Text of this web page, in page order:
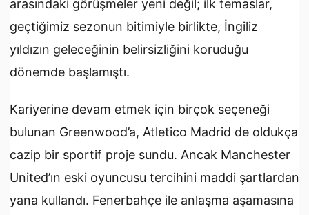
arasındaki görüşmeler yeni değil; ilk temaslar,
geçtiğimiz sezonun bitimiyle birlikte, İngiliz
yıldızın geleceğinin belirsizliğini koruduğu
dönemde başlamıştı.
Kariyerine devam etmek için birçok seçeneği
bulunan Greenwood’a, Atletico Madrid de oldukça
cazip bir sportif proje sundu. Ancak Manchester
United’ın eski oyuncusu tercihini maddi şartlardan
yana kullandı. Fenerbahçe ile anlaşma aşamasına